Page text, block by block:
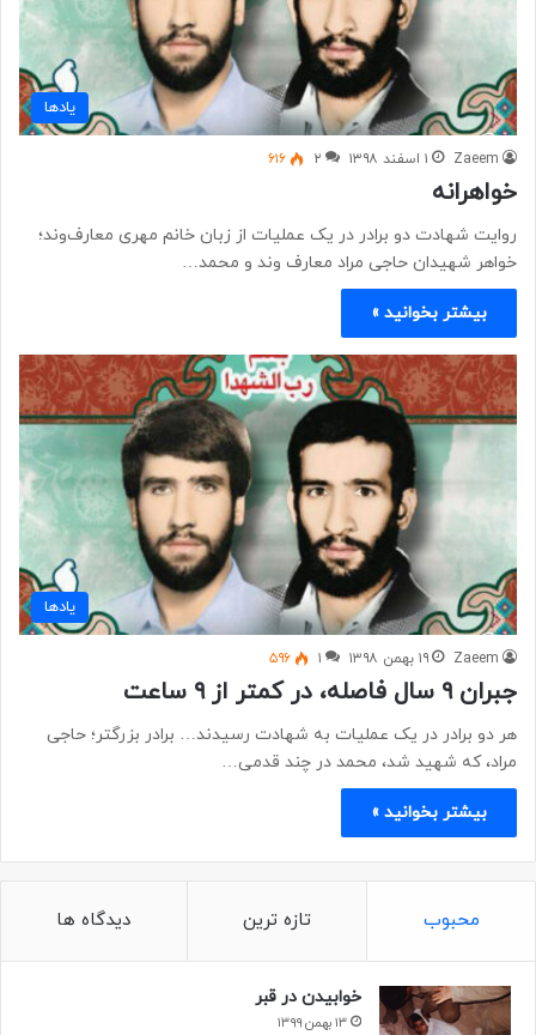
یادها
Zaeem ۱ اسفند ۱۳۹۸ ۲ ۶۱۶
خواهرانه
روایت شهادت دو برادر در یک عملیات از زبان خانم مهری معارف‌وند؛
خواهر شهیدان حاجی مراد معارف وند و محمد…
بیشتر بخوانید »
یادها
Zaeem ۱۹ بهمن ۱۳۹۸ ۱ ۵۹۶
جبران ۹ سال فاصله، در کمتر از ۹ ساعت
هر دو برادر در یک عملیات به شهادت رسیدند… برادر بزرگتر؛ حاجی
مراد، که شهید شد، محمد در چند قدمی…
بیشتر بخوانید »
محبوب تازه ترین دیدگاه ها
خوابیدن در قبر
۱۳ بهمن ۱۳۹۹